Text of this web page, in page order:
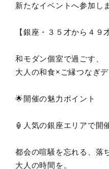
新たなイベントへ参加し
【銀座・３５才から４９
和モダン個室で過ごす、
大人の和食×ご縁つなぎ
🌟開催の魅力ポイント
🏮人気の銀座エリアで開
都会の喧騒を忘れる、落
大人の時間を。